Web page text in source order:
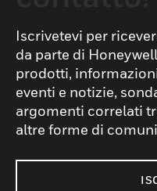
Iscrivetevi per
da parte di
prodotti,
eventi e notizie,
argomenti correlati
altre forme di